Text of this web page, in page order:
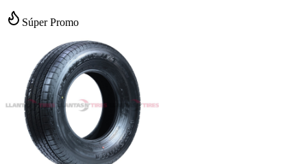
Súper Promo